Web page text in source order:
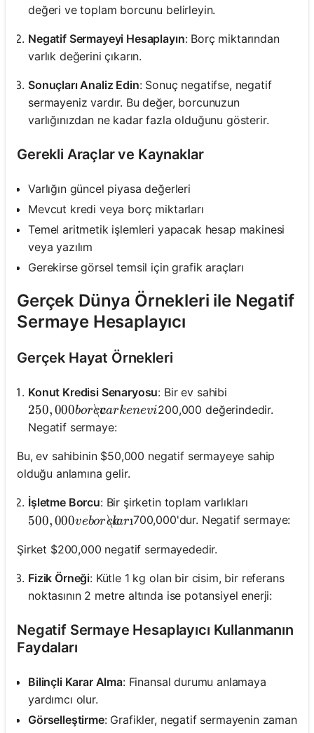
değeri ve toplam borcunu belirleyin.
Negatif Sermayeyi Hesaplayın: Borç miktarından
varlık değerini çıkarın.
Sonuçları Analiz Edin: Sonuç negatifse, negatif
sermayeniz vardır. Bu değer, borcunuzun
varlığınızdan ne kadar fazla olduğunu gösterir.
Gerekli Araçlar ve Kaynaklar
Varlığın güncel piyasa değerleri
Mevcut kredi veya borç miktarları
Temel aritmetik işlemleri yapacak hesap makinesi
veya yazılım
Gerekirse görsel temsil için grafik araçları
Gerçek Dünya Örnekleri ile Negatif
Sermaye Hesaplayıcı
Gerçek Hayat Örnekleri
Konut Kredisi Senaryosu: Bir ev sahibi
250,000 borç varken evi
250,000borc
\c
varkenevi200,000 değerindedir.
Negatif sermaye:
Bu, ev sahibinin $50,000 negatif sermayeye sahip
olduğu anlamına gelir.
İşletme Borcu: Bir şirketin toplam varlıkları
500,000 ve borçları
500,000veborc
\c
ları700,000'dur. Negatif sermaye:
Şirket $200,000 negatif sermayededir.
Fizik Örneği: Kütle 1 kg olan bir cisim, bir referans
noktasının 2 metre altında ise potansiyel enerji:
Negatif Sermaye Hesaplayıcı Kullanmanın
Faydaları
Bilinçli Karar Alma: Finansal durumu anlamaya
yardımcı olur.
Görselleştirme: Grafikler, negatif sermayenin zaman